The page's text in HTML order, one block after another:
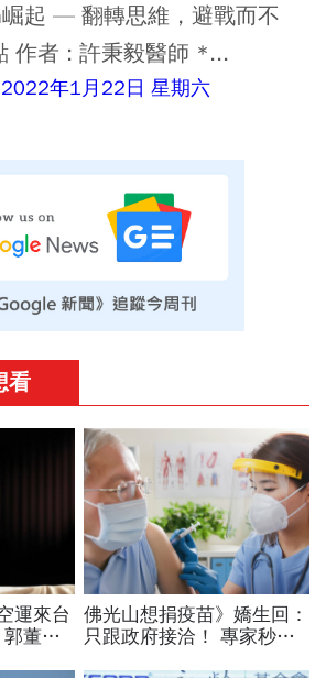
起 — 翻轉思維，避戰而不
作者 : 許秉毅醫師 *...
2022年1月22日 星期六